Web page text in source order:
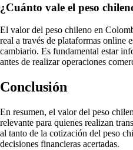
¿Cuánto vale el peso
El valor del peso chileno en
real a través de plataformas online
cambiario. Es fundamental estar
antes de realizar operaciones
Conclusión
En resumen, el valor del peso
relevante para quienes realizan
al tanto de la cotización del peso
decisiones financieras acertadas.